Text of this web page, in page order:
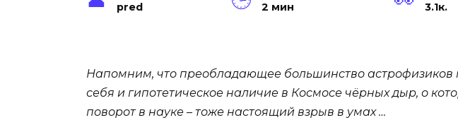
pred 2 мин 3.1к.
Напомним, что преобладающее большинство
себя и гипотетическое наличие в Космосе чёрных дыр, о
поворот в науке – тоже настоящий взрыв в умах …